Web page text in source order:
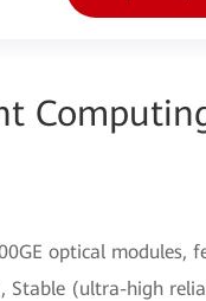
optical modules,
Stable (ultra-high